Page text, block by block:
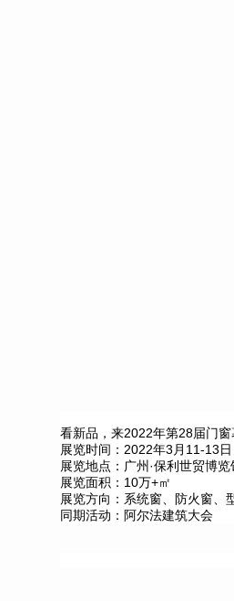
看新品，来2022年第28届门
展览时间： 2022年3月11-13日
展览地点：广州 ·保利世贸博
展览面积： 10万+㎡
展览方向：系统窗、防火窗、
同期活动：阿尔法建筑大会